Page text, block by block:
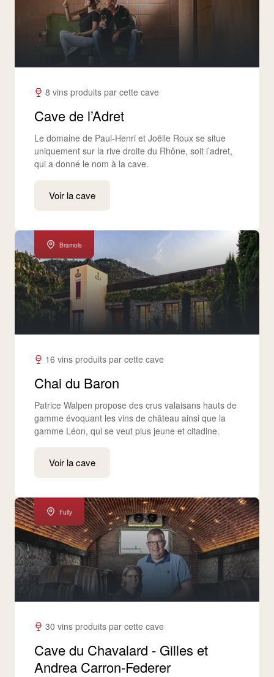
8 vins produits par cette cave
Cave de l’Adret
Le domaine de Paul-Henri et Joëlle Roux se situe
uniquement sur la rive droite du Rhône, soit l’adret,
qui a donné le nom à la cave.
Voir la cave
Bramois
16 vins produits par cette cave
Chai du Baron
Patrice Walpen propose des crus valaisans hauts de
gamme évoquant les vins de château ainsi que la
gamme Léon, qui se veut plus jeune et citadine.
Voir la cave
Fully
30 vins produits par cette cave
Cave du Chavalard - Gilles et
Andrea Carron-Federer